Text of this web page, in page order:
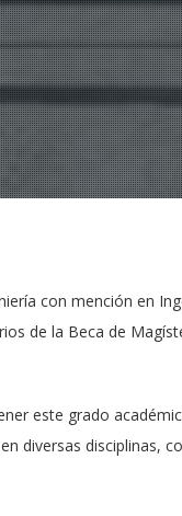
con mención en
de la Beca de
este grado
diversas disciplinas,